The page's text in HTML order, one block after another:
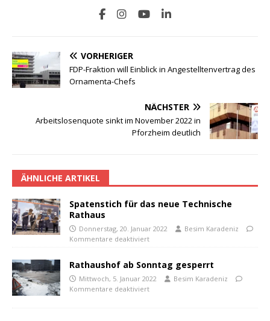
VORHERIGER
FDP-Fraktion will Einblick in Angestelltenvertrag des
Ornamenta-Chefs
NÄCHSTER
Arbeitslosenquote sinkt im November 2022 in
Pforzheim deutlich
ÄHNLICHE ARTIKEL
Spatenstich für das neue Technische
Rathaus
Donnerstag, 20. Januar 2022
Besim Karadeniz
Kommentare deaktiviert
Rathaushof ab Sonntag gesperrt
Mittwoch, 5. Januar 2022
Besim Karadeniz
Kommentare deaktiviert